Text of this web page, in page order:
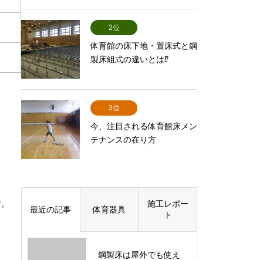
2位
体育館の床下地・置床式と鋼
製床組式の違いとは⁉
3位
今、注目される体育館床メン
テナンスの在り方
最近の記事 体育器具
施工レポー
ト
鋼製床は屋外でも使え